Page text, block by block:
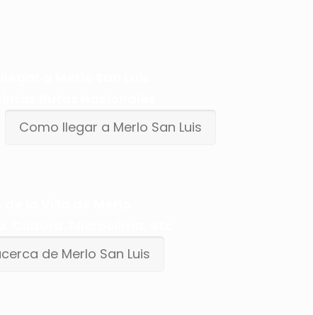
Como llegar a Merlo San Luis
de Merlo San Luis